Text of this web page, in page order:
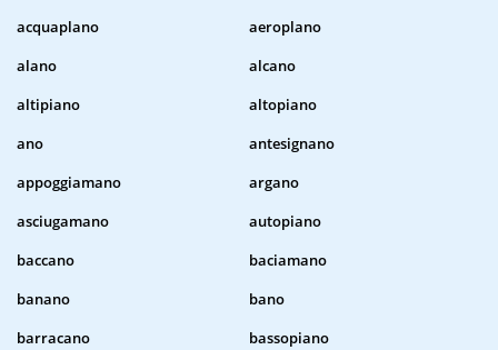
acquaplano
aeroplano
alano
alcano
altipiano
altopiano
ano
antesignano
appoggiamano
argano
asciugamano
autopiano
baccano
baciamano
banano
bano
barracano
bassopiano